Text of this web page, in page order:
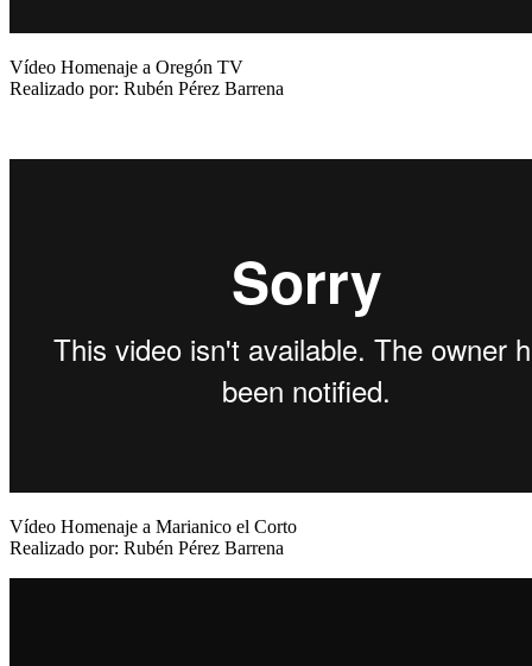
Vídeo Homenaje a Oregón TV
Realizado por: Rubén Pérez Barrena
Vídeo Homenaje a Marianico el Corto
Realizado por: Rubén Pérez Barrena